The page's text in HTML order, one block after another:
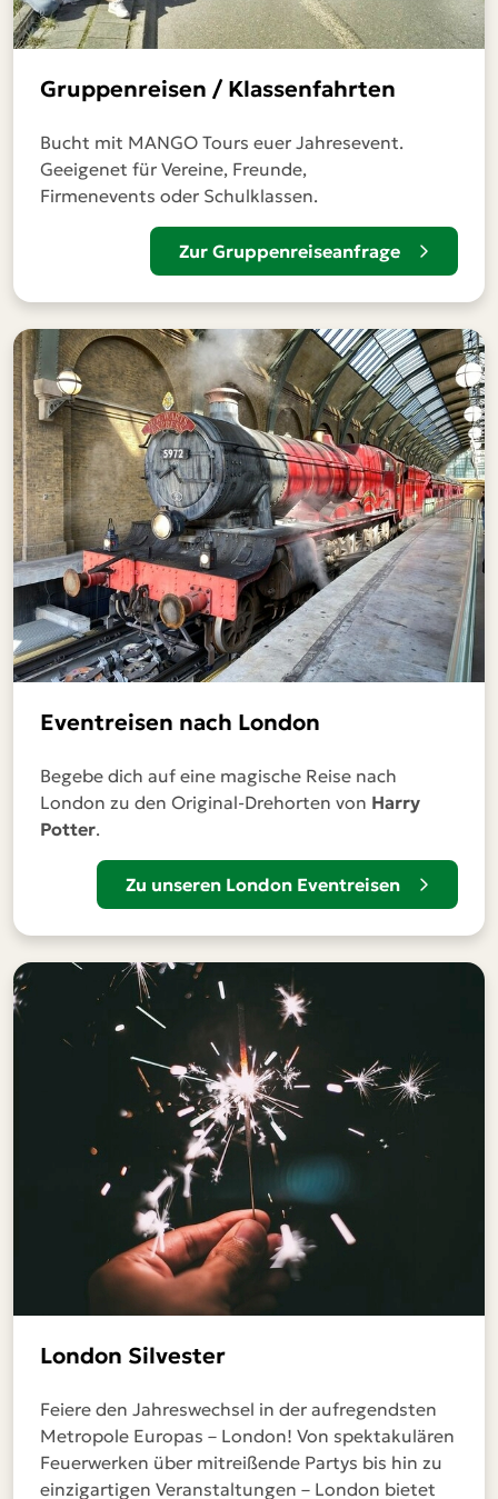
Gruppenreisen / Klassenfahrten
Bucht mit MANGO Tours euer Jahresevent.
Geeigenet für Vereine, Freunde,
Firmenevents oder Schulklassen.
Zur Gruppenreiseanfrage
Eventreisen nach London
Begebe dich auf eine magische Reise nach
London zu den Original-Drehorten von Harry
Potter.
Zu unseren London Eventreisen
London Silvester
Feiere den Jahreswechsel in der aufregendsten
Metropole Europas – London! Von spektakulären
Feuerwerken über mitreißende Partys bis hin zu
einzigartigen Veranstaltungen – London bietet